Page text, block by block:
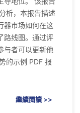
析，本报告描述
器市场如何在这
路线图。通过评
与者可以更新他
的示例 PDF 报
繼續閱讀 >>